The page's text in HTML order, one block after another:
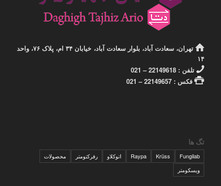
تهران، سعادت آباد، بلوار سعادت آباد، خیابان ۳۴ ام، پلاک ۷۶، واحد
۱۴
تلفن : 22149618 – 021
فکس : 22149657 – 021
تگ ها
Fungilab
Krüss
Raypa اتوکلاو رفرکتومتر
محصولات
ویسکومتر